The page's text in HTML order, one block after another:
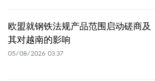
欧盟就钢铁法规产品范围启动磋商及
其对越南的影响
05/08/2026 03:37